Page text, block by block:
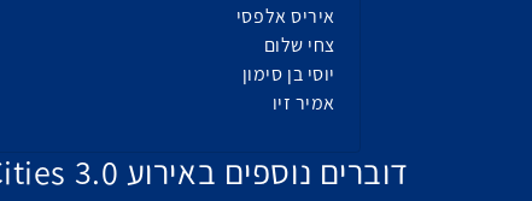
איריס אלפסי
צחי שלום
יוסי בן סימון
אמיר זיו
דוברים נוספים באירוע Smart Cities 3.0